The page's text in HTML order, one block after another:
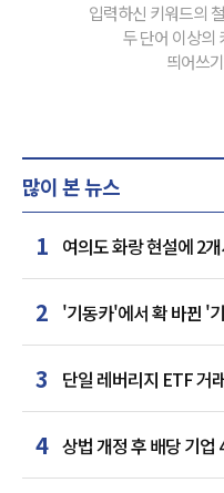
입력하신 키워드의
두 단어 이상의
띄어쓰
많이 본 뉴스
1 여의도 화랑 현설에 2
거점 확보하나
2 '기동카'에서 확 바뀐 '
카드사 경쟁
3 단일 레버리지 ETF 거
4 상법 개정 후 배당 기
최다'